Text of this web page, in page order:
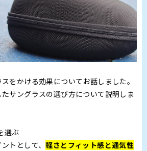
をかける効果についてお話しました。
サングラスの選び方について説明しま
選ぶ
トとして、軽さとフィット感と通気性